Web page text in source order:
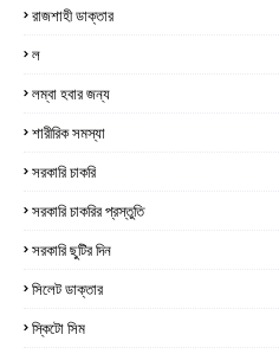
রাজশাহী ডাক্তার
ল
লম্বা হবার জন্য
শারীরিক সমস্যা
সরকারি চাকরি
সরকারি চাকরির প্রস্তুতি
সরকারি ছুটির দিন
সিলেট ডাক্তার
স্কিটো সিম